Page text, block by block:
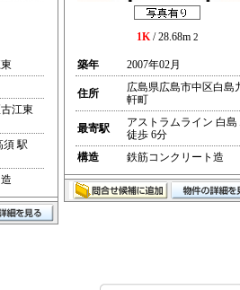
江東
須 駅
1K/ 28.68m 2
築年 2007年02月
住所
広島県広島市中区白島
軒町
最寄駅
アストラムライン 白島
徒歩 6分
構造
鉄筋コンクリート造